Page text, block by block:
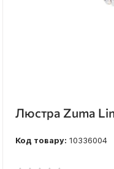
Люстра Zuma
Код товару: 10336004